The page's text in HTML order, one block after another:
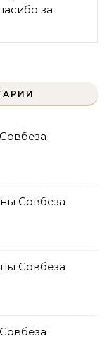
за
Совбеза
Совбеза